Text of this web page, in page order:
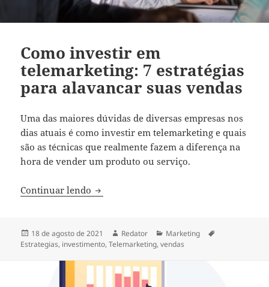
Como investir em
telemarketing: 7 estratégias
para alavancar suas vendas
Uma das maiores dúvidas de diversas empresas nos
dias atuais é como investir em telemarketing e quais
são as técnicas que realmente fazem a diferença na
hora de vender um produto ou serviço.
Continuar lendo Como investir em telemarketing: 7
Publicado
em
18 de agosto de 2021 Autor
Redator Categorias
Marketing
Estrategias, investimento,Telemarketing,vendas